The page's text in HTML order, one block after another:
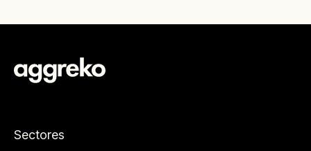
Sectores